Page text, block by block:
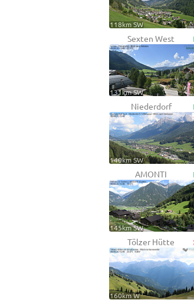
118km SW
Sexten West
131km SW
Niederdorf
140km SW
AMONTI
145km SW
Tölzer Hütte
160km W